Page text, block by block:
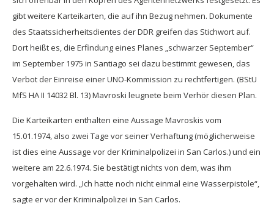
gibt weitere Karteikarten, die auf ihn Bezug nehmen. Dokumente
des Staatssicherheitsdientes der DDR greifen das Stichwort auf.
Dort heißt es, die Erfindung eines Planes „schwarzer September“
im September 1975 in Santiago sei dazu bestimmt gewesen, das
Verbot der Einreise einer UNO-Kommission zu rechtfertigen. (BStU
MfS HA II 14032 Bl. 13) Mavroski leugnete beim Verhör diesen Plan.
Die Karteikarten enthalten eine Aussage Mavroskis vom
15.01.1974, also zwei Tage vor seiner Verhaftung (möglicherweise
ist dies eine Aussage vor der Kriminalpolizei in San Carlos.) und ein
weitere am 22.6.1974. Sie bestätigt nichts von dem, was ihm
vorgehalten wird. „Ich hatte noch nicht einmal eine Wasserpistole“,
sagte er vor der Kriminalpolizei in San Carlos.